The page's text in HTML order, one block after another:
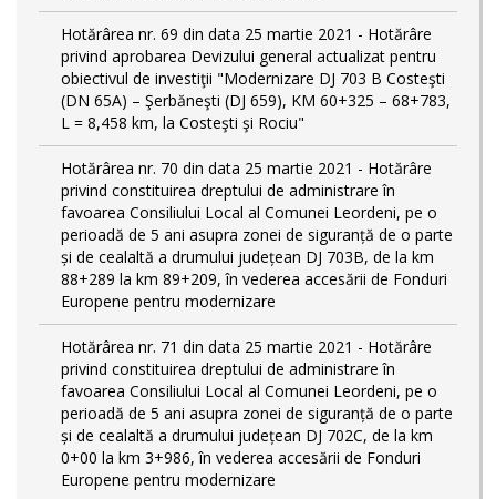
Hotărârea nr. 69 din data 25 martie 2021 - Hotărâre
privind aprobarea Devizului general actualizat pentru
obiectivul de investiţii "Modernizare DJ 703 B Costeşti
(DN 65A) – Şerbăneşti (DJ 659), KM 60+325 – 68+783,
L = 8,458 km, la Costeşti şi Rociu"
Hotărârea nr. 70 din data 25 martie 2021 - Hotărâre
privind constituirea dreptului de administrare în
favoarea Consiliului Local al Comunei Leordeni, pe o
perioadă de 5 ani asupra zonei de siguranță de o parte
și de cealaltă a drumului județean DJ 703B, de la km
88+289 la km 89+209, în vederea accesării de Fonduri
Europene pentru modernizare
Hotărârea nr. 71 din data 25 martie 2021 - Hotărâre
privind constituirea dreptului de administrare în
favoarea Consiliului Local al Comunei Leordeni, pe o
perioadă de 5 ani asupra zonei de siguranță de o parte
și de cealaltă a drumului județean DJ 702C, de la km
0+00 la km 3+986, în vederea accesării de Fonduri
Europene pentru modernizare